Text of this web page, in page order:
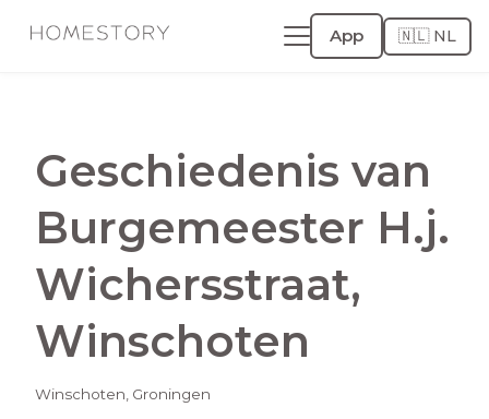
App 🇳🇱 NL
Geschiedenis van
Burgemeester H.j.
Wichersstraat,
Winschoten
Winschoten, Groningen